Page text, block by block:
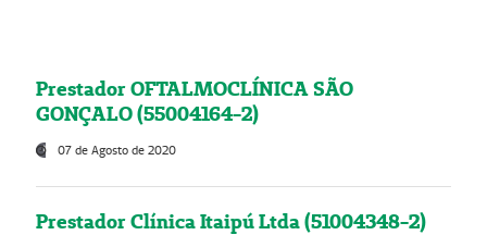
Prestador OFTALMOCLÍNICA SÃO
GONÇALO (55004164-2)
07 de Agosto de 2020
Prestador Clínica Itaipú Ltda (51004348-2)